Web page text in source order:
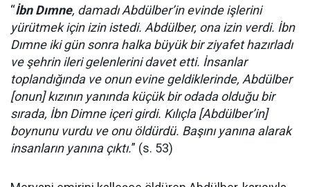
“İbn Dımne, damadı Abdülber’in evinde işlerini
yürütmek için izin istedi. Abdülber, ona izin verdi. İbn
Dımne iki gün sonra halka büyük bir ziyafet hazırladı
ve şehrin ileri gelenlerini davet etti. İnsanlar
toplandığında ve onun evine geldiklerinde, Abdülber
[onun] kızının yanında küçük bir odada olduğu bir
sırada, İbn Dimne içeri girdi. Kılıçla [Abdülber’in]
boynunu vurdu ve onu öldürdü. Başını yanına alarak
insanların yanına çıktı.” (s. 53)